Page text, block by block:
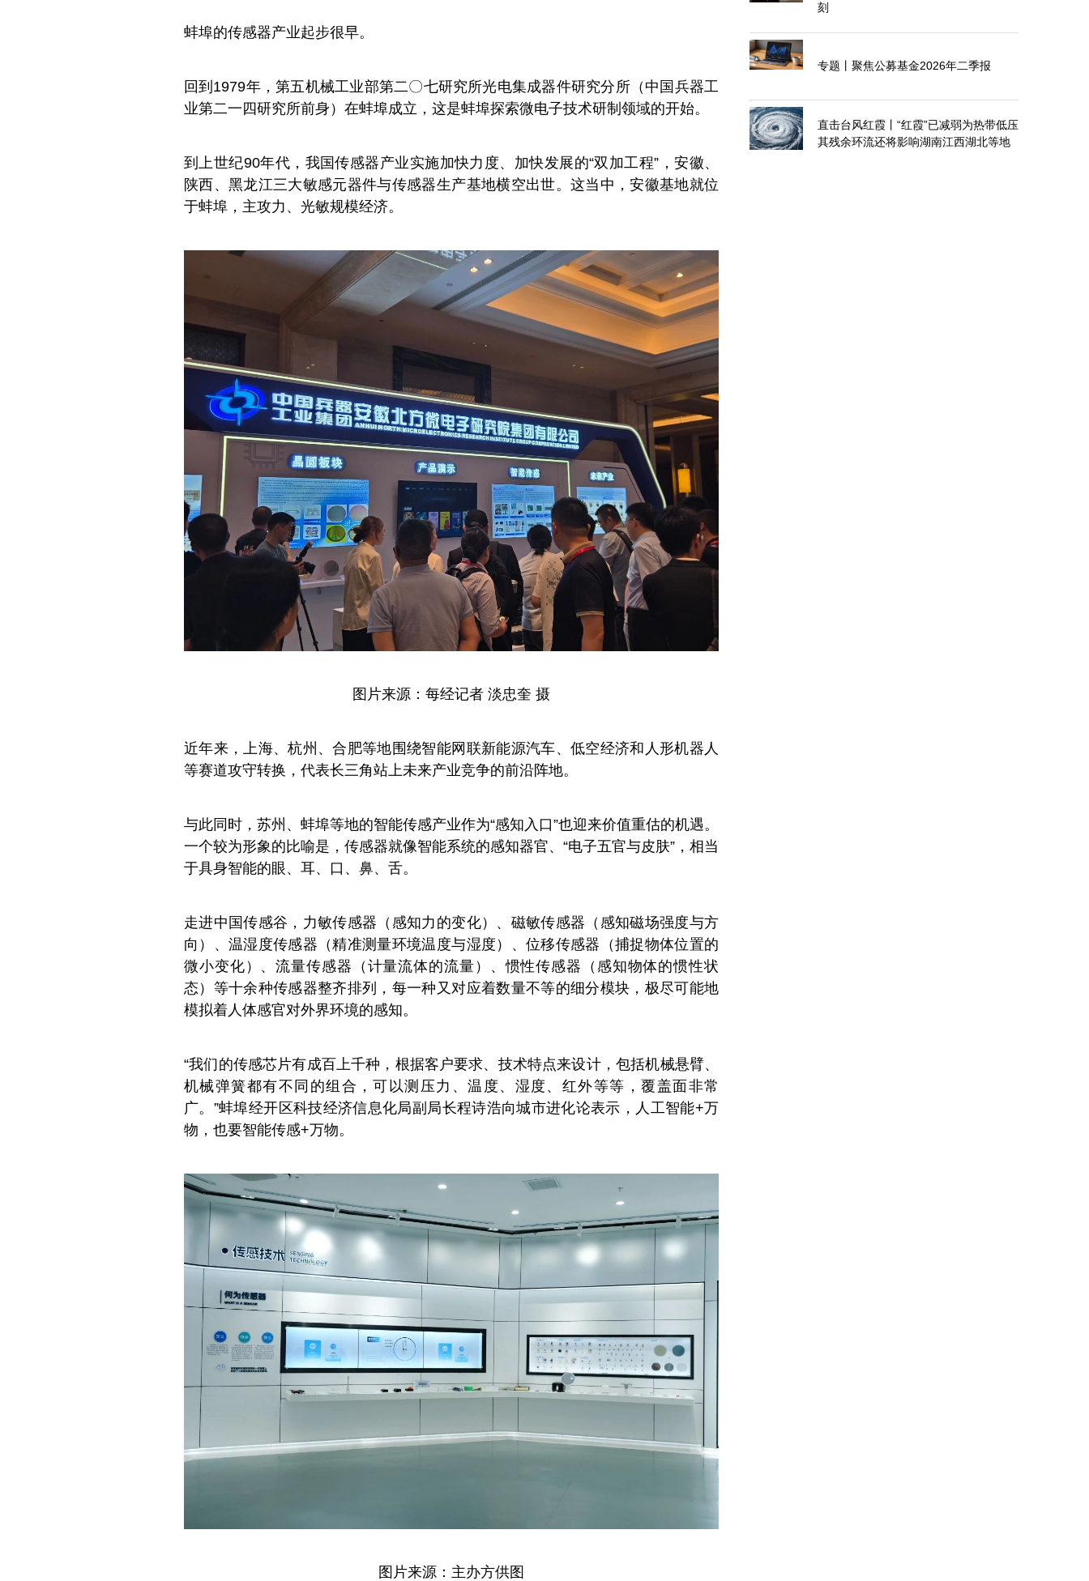
蚌埠的传感器产业起步很早。
回到1979年，第五机械工业部第二〇七研究所光电集成器件研究分所（中国兵器工
业第二一四研究所前身）在蚌埠成立，这是蚌埠探索微电子技术研制领域的开始。
到上世纪90年代，我国传感器产业实施加快力度、加快发展的“双加工程”，安徽、
陕西、黑龙江三大敏感元器件与传感器生产基地横空出世。这当中，安徽基地就位
于蚌埠，主攻力、光敏规模经济。
图片来源：每经记者 淡忠奎 摄
近年来，上海、杭州、合肥等地围绕智能网联新能源汽车、低空经济和人形机器人
等赛道攻守转换，代表长三角站上未来产业竞争的前沿阵地。
与此同时，苏州、蚌埠等地的智能传感产业作为“感知入口”也迎来价值重估的机遇。
一个较为形象的比喻是，传感器就像智能系统的感知器官、“电子五官与皮肤”，相当
于具身智能的眼、耳、口、鼻、舌。
走进中国传感谷，力敏传感器（感知力的变化）、磁敏传感器（感知磁场强度与方
向）、温湿度传感器（精准测量环境温度与湿度）、位移传感器（捕捉物体位置的
微小变化）、流量传感器（计量流体的流量）、惯性传感器（感知物体的惯性状
态）等十余种传感器整齐排列，每一种又对应着数量不等的细分模块，极尽可能地
模拟着人体感官对外界环境的感知。
“我们的传感芯片有成百上千种，根据客户要求、技术特点来设计，包括机械悬臂、
机械弹簧都有不同的组合，可以测压力、温度、湿度、红外等等，覆盖面非常
广。”蚌埠经开区科技经济信息化局副局长程诗浩向城市进化论表示，人工智能+万
物，也要智能传感+万物。
图片来源：主办方供图
刻
专题丨聚焦公募基金2026年二季报
直击台风红霞丨“红霞”已减弱为热带低压
其残余环流还将影响湖南江西湖北等地